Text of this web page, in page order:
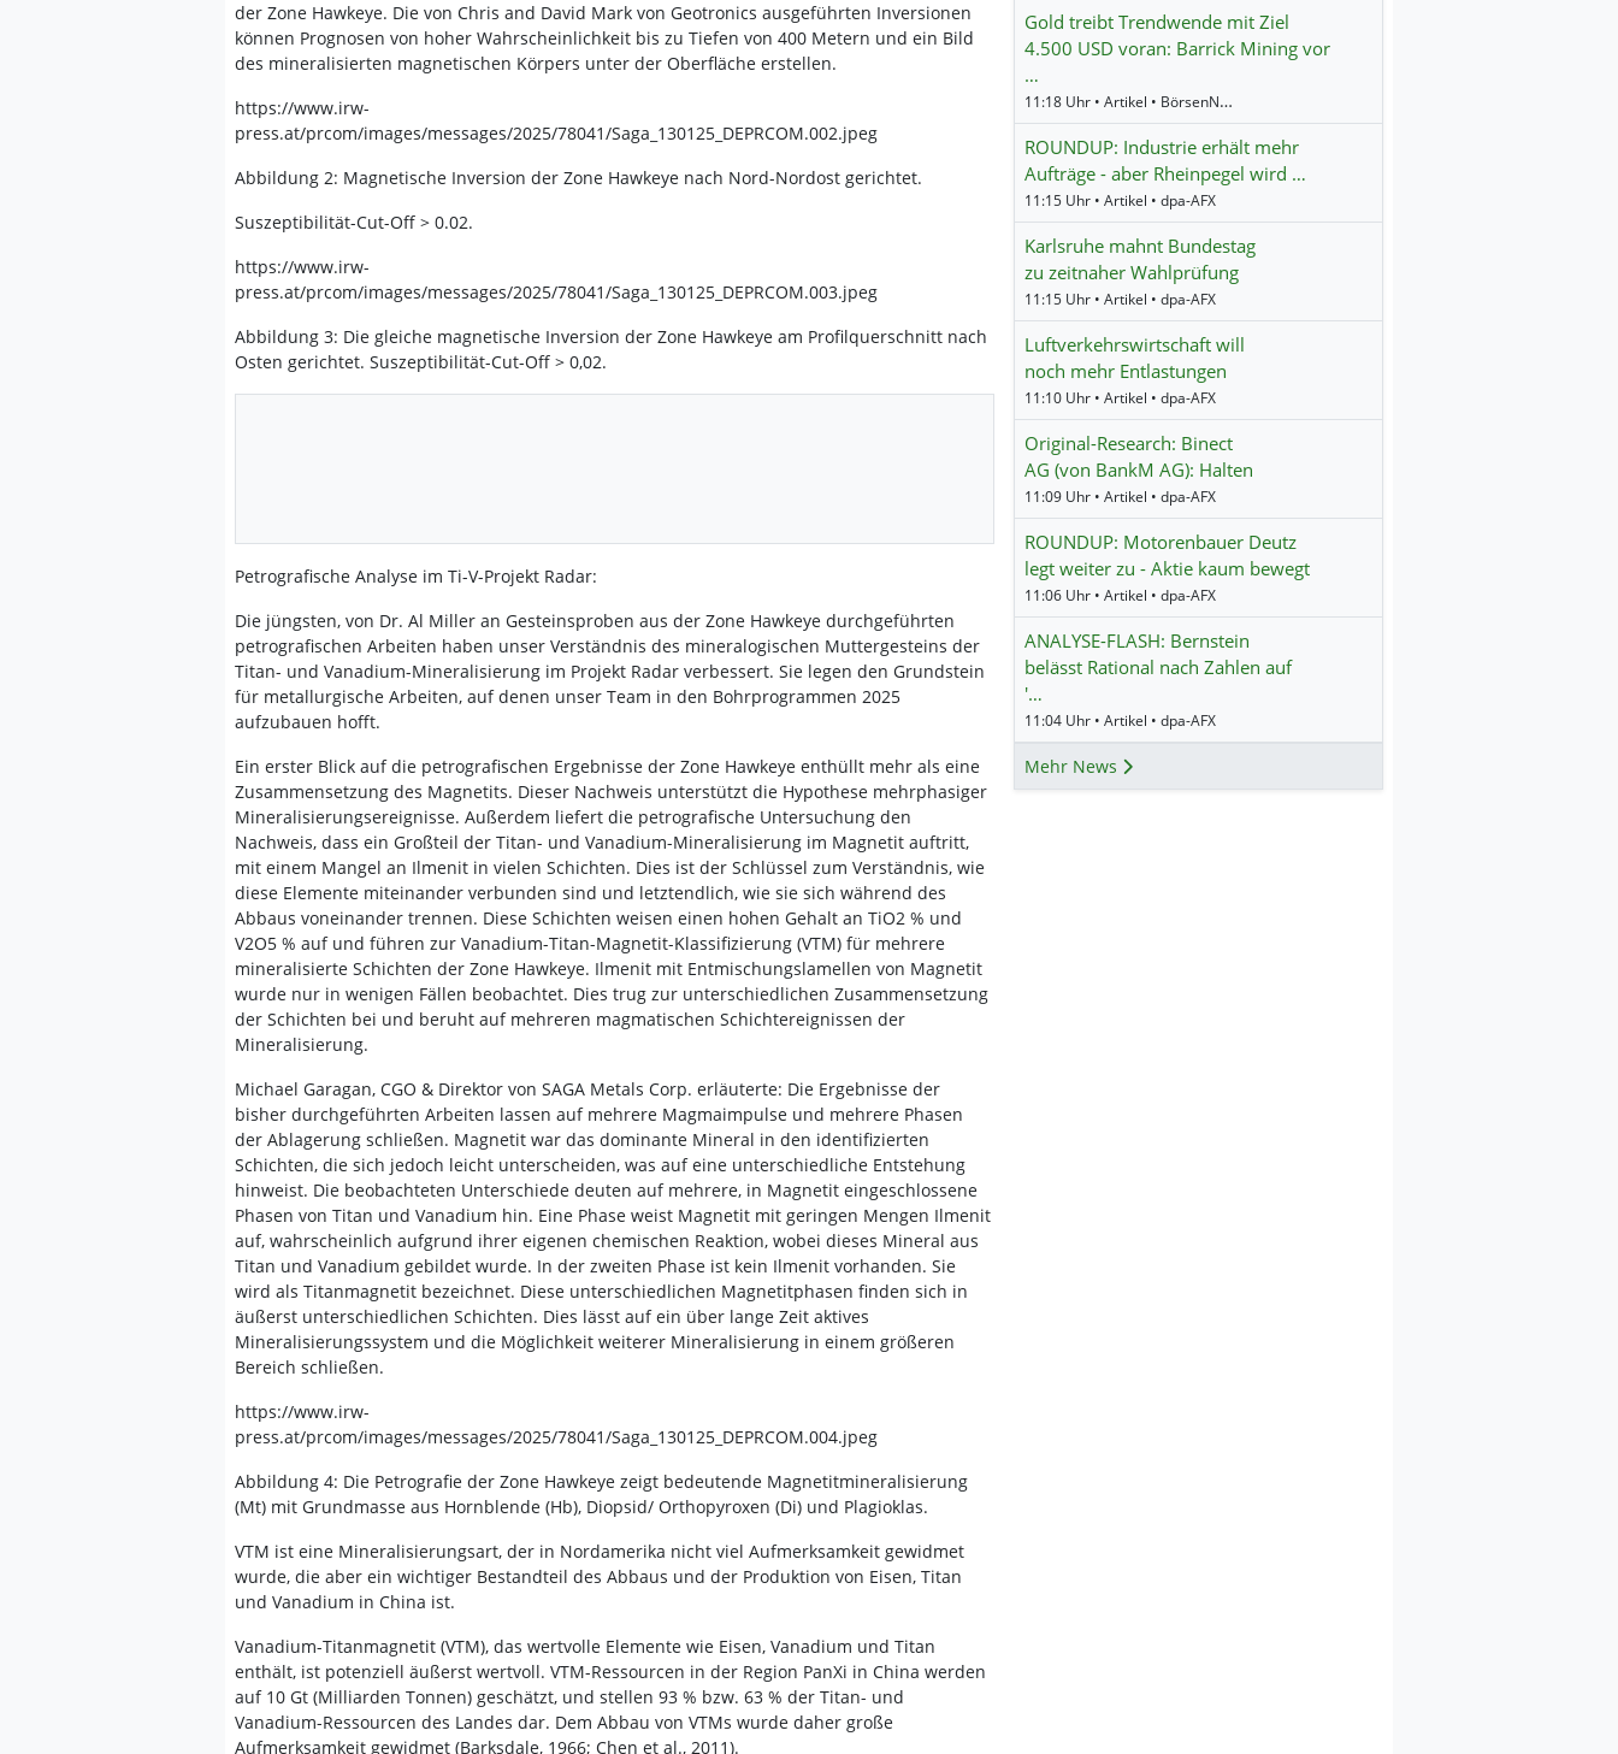
der Zone Hawkeye. Die von Chris and David Mark von Geotronics ausgeführten Inversionen
können Prognosen von hoher Wahrscheinlichkeit bis zu Tiefen von 400 Metern und ein Bild
des mineralisierten magnetischen Körpers unter der Oberfläche erstellen.
https://www.irw-
press.at/prcom/images/messages/2025/78041/Saga_130125_DEPRCOM.002.jpeg
Abbildung 2: Magnetische Inversion der Zone Hawkeye nach Nord-Nordost gerichtet.
Suszeptibilität-Cut-Off > 0.02.
https://www.irw-
press.at/prcom/images/messages/2025/78041/Saga_130125_DEPRCOM.003.jpeg
Abbildung 3: Die gleiche magnetische Inversion der Zone Hawkeye am Profilquerschnitt nach
Osten gerichtet. Suszeptibilität-Cut-Off > 0,02.
Petrografische Analyse im Ti-V-Projekt Radar:
Die jüngsten, von Dr. Al Miller an Gesteinsproben aus der Zone Hawkeye durchgeführten
petrografischen Arbeiten haben unser Verständnis des mineralogischen Muttergesteins der
Titan- und Vanadium-Mineralisierung im Projekt Radar verbessert. Sie legen den Grundstein
für metallurgische Arbeiten, auf denen unser Team in den Bohrprogrammen 2025
aufzubauen hofft.
Ein erster Blick auf die petrografischen Ergebnisse der Zone Hawkeye enthüllt mehr als eine
Zusammensetzung des Magnetits. Dieser Nachweis unterstützt die Hypothese mehrphasiger
Mineralisierungsereignisse. Außerdem liefert die petrografische Untersuchung den
Nachweis, dass ein Großteil der Titan- und Vanadium-Mineralisierung im Magnetit auftritt,
mit einem Mangel an Ilmenit in vielen Schichten. Dies ist der Schlüssel zum Verständnis, wie
diese Elemente miteinander verbunden sind und letztendlich, wie sie sich während des
Abbaus voneinander trennen. Diese Schichten weisen einen hohen Gehalt an TiO2 % und
V2O5 % auf und führen zur Vanadium-Titan-Magnetit-Klassifizierung (VTM) für mehrere
mineralisierte Schichten der Zone Hawkeye. Ilmenit mit Entmischungslamellen von Magnetit
wurde nur in wenigen Fällen beobachtet. Dies trug zur unterschiedlichen Zusammensetzung
der Schichten bei und beruht auf mehreren magmatischen Schichtereignissen der
Mineralisierung.
Michael Garagan, CGO & Direktor von SAGA Metals Corp. erläuterte: Die Ergebnisse der
bisher durchgeführten Arbeiten lassen auf mehrere Magmaimpulse und mehrere Phasen
der Ablagerung schließen. Magnetit war das dominante Mineral in den identifizierten
Schichten, die sich jedoch leicht unterscheiden, was auf eine unterschiedliche Entstehung
hinweist. Die beobachteten Unterschiede deuten auf mehrere, in Magnetit eingeschlossene
Phasen von Titan und Vanadium hin. Eine Phase weist Magnetit mit geringen Mengen Ilmenit
auf, wahrscheinlich aufgrund ihrer eigenen chemischen Reaktion, wobei dieses Mineral aus
Titan und Vanadium gebildet wurde. In der zweiten Phase ist kein Ilmenit vorhanden. Sie
wird als Titanmagnetit bezeichnet. Diese unterschiedlichen Magnetitphasen finden sich in
äußerst unterschiedlichen Schichten. Dies lässt auf ein über lange Zeit aktives
Mineralisierungssystem und die Möglichkeit weiterer Mineralisierung in einem größeren
Bereich schließen.
https://www.irw-
press.at/prcom/images/messages/2025/78041/Saga_130125_DEPRCOM.004.jpeg
Abbildung 4: Die Petrografie der Zone Hawkeye zeigt bedeutende Magnetitmineralisierung
(Mt) mit Grundmasse aus Hornblende (Hb), Diopsid/ Orthopyroxen (Di) und Plagioklas.
VTM ist eine Mineralisierungsart, der in Nordamerika nicht viel Aufmerksamkeit gewidmet
wurde, die aber ein wichtiger Bestandteil des Abbaus und der Produktion von Eisen, Titan
und Vanadium in China ist.
Vanadium-Titanmagnetit (VTM), das wertvolle Elemente wie Eisen, Vanadium und Titan
enthält, ist potenziell äußerst wertvoll. VTM-Ressourcen in der Region PanXi in China werden
auf 10 Gt (Milliarden Tonnen) geschätzt, und stellen 93 % bzw. 63 % der Titan- und
Vanadium-Ressourcen des Landes dar. Dem Abbau von VTMs wurde daher große
Aufmerksamkeit gewidmet (Barksdale, 1966; Chen et al., 2011).
Gold treibt Trendwende mit Ziel
4.500 USD voran: Barrick Mining vor
…
11:18 Uhr • Artikel • BörsenNEWS.de
ROUNDUP: Industrie erhält mehr
Aufträge - aber Rheinpegel wird …
11:15 Uhr • Artikel • dpa-AFX
Karlsruhe mahnt Bundestag
zu zeitnaher Wahlprüfung
11:15 Uhr • Artikel • dpa-AFX
Luftverkehrswirtschaft will
noch mehr Entlastungen
11:10 Uhr • Artikel • dpa-AFX
Original-Research: Binect
AG (von BankM AG): Halten
11:09 Uhr • Artikel • dpa-AFX
ROUNDUP: Motorenbauer Deutz
legt weiter zu - Aktie kaum bewegt
11:06 Uhr • Artikel • dpa-AFX
ANALYSE-FLASH: Bernstein
belässt Rational nach Zahlen auf
'…
11:04 Uhr • Artikel • dpa-AFX
Mehr News